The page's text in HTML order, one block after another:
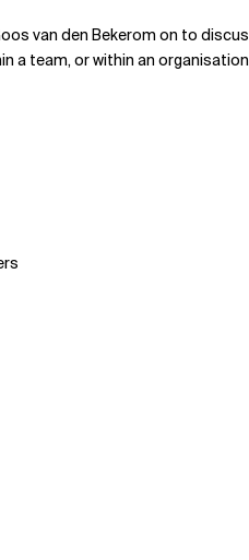
van den Bekerom on to
a team, or within an